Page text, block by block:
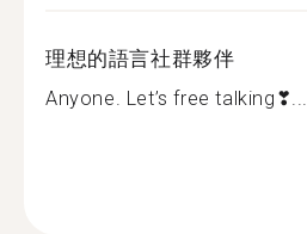
理想的語言社群夥伴
Anyone. Let’s free talking❣...